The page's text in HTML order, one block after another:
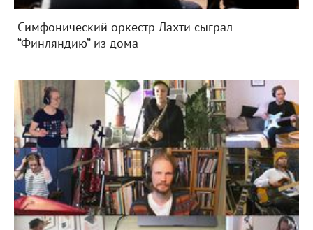
Симфонический оркестр Лахти сыграл
“Финляндию” из дома